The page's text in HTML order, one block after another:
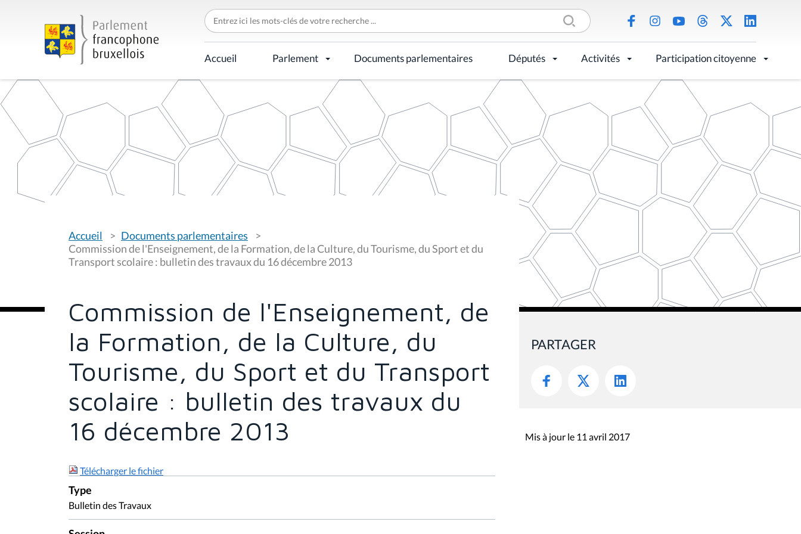
C
h
e
r
c
h
r
p
Accueil Parlement Documents parlementaires Députés Activités Participation citoyenne
o
u
s
ê
c
:
Accueil
Documents parlementaires
Commission de l'Enseignement, de la Formation, de la Culture, du Tourisme, du Sport et du
Transport scolaire : bulletin des travaux du 16 décembre 2013
Commission de l'Enseignement, de
la Formation, de la Culture, du
Tourisme, du Sport et du Transport
scolaire : bulletin des travaux du
16 décembre 2013
Télécharger le fichier
Type
Bulletin des Travaux
PARTAGER
Mis à jour le 11 avril 2017